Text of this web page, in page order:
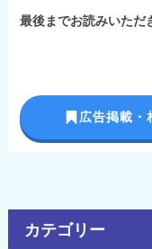
最後までお読みいただ
広告掲載・
カテゴリー